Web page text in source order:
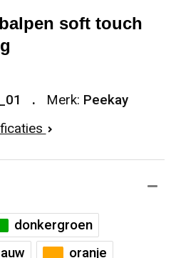
soft touch
Merk: Peekay
donkergroen
oranje